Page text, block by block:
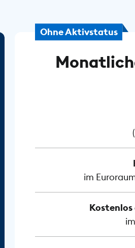
Ohne Aktivstatus
im